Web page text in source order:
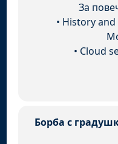
За
• History
• Cloud
Борба с